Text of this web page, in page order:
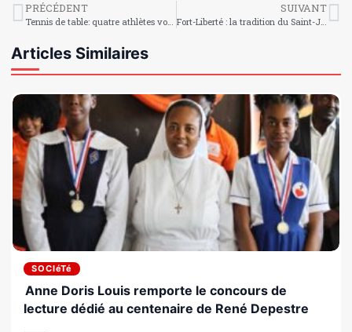
PRÉCÉDENT SUIVANT
Fort-Liberté : la tradition du Saint-Joseph toujours vivace dans la commune
Articles Similaires
SOCIéTé
Anne Doris Louis remporte le concours de
lecture dédié au centenaire de René Depestre